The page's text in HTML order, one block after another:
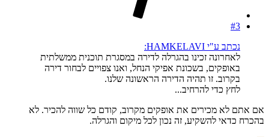
#3
נכתב ע"י HAMKELAVI:
לאחרונה זכינו בהגרלה לדירה במסגרת תוכנית ממשלתית
באופקים, בשכונת אפיקי הנחל, ואנו צפויים לבחור דירה
בקרוב. זו תהיה הדירה הראשונה שלנו.
לחץ כדי להרחיב...
אם אתם לא מכירים את אופקים מקרוב, קודם כל שווה להכיר. לא
בהכרח כדאי להשקיע, זה נכון לכל מיקום והגרלה.